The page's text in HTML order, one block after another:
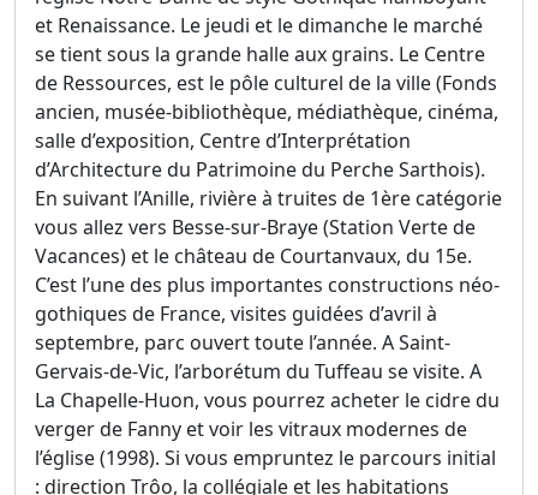
et Renaissance. Le jeudi et le dimanche le marché
se tient sous la grande halle aux grains. Le Centre
de Ressources, est le pôle culturel de la ville (Fonds
ancien, musée-bibliothèque, médiathèque, cinéma,
salle d’exposition, Centre d’Interprétation
d’Architecture du Patrimoine du Perche Sarthois).
En suivant l’Anille, rivière à truites de 1ère catégorie
vous allez vers Besse-sur-Braye (Station Verte de
Vacances) et le château de Courtanvaux, du 15e.
C’est l’une des plus importantes constructions néo-
gothiques de France, visites guidées d’avril à
septembre, parc ouvert toute l’année. A Saint-
Gervais-de-Vic, l’arborétum du Tuffeau se visite. A
La Chapelle-Huon, vous pourrez acheter le cidre du
verger de Fanny et voir les vitraux modernes de
l’église (1998). Si vous empruntez le parcours initial
: direction Trôo, la collégiale et les habitations